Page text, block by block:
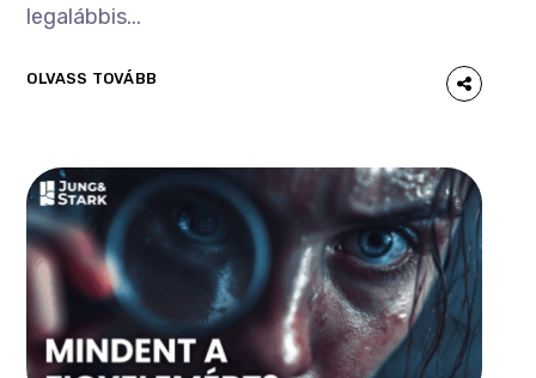
legalábbis...
OLVASS TOVÁBB